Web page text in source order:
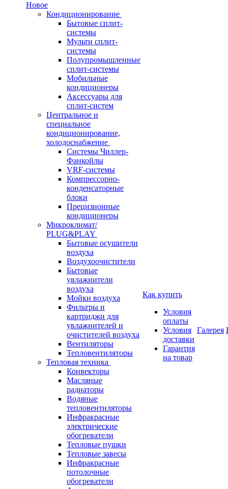
Новое
Кондиционирование
Бытовые сплит-
системы
Мульти сплит-
системы
Полупромышленные
сплит-системы
Мобильные
кондиционеры
Аксессуары для
сплит-систем
Центральное и
специальное
кондиционирование,
холодоснабжение
Системы Чиллер-
Фанкойлы
VRF-системы
Компрессорно-
конденсаторные
блоки
Прецизионные
кондиционеры
Микроклимат/
PLUG&PLAY
Бытовые осушители
воздуха
Воздухоочистители
Бытовые
увлажнители
воздуха
Мойки воздуха
Фильтры и
картриджи для
увлажнителей и
очистителей воздуха
Вентиляторы
Тепловентиляторы
Тепловая техника
Конвекторы
Масляные
радиаторы
Водяные
тепловентиляторы
Инфракрасные
электрические
обогреватели
Тепловые пушки
Тепловые завесы
Инфракрасные
потолочные
обогреватели
Как купить
Условия
оплаты
Условия
доставки
Гарантия
на товар
Галерея